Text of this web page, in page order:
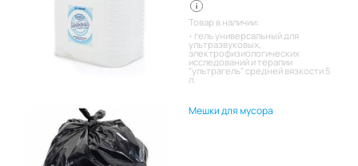
Товар в наличии:
гель универсальный для
ультразвуковых,
электрофизиологических
исследований и терапии
"ультрагель" средней вязкости 5
л.
Мешки для мусора